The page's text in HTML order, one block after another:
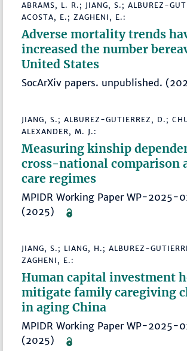
ABRAMS, L. R.; JIANG, S.; ALBUREZ-
ACOSTA, E.; ZAGHENI, E.:
Adverse mortality trends
increased the number
United States
SocArXiv papers. unpublished.
JIANG, S.; ALBUREZ-GUTIERREZ, D.;
ALEXANDER, M. J.:
Measuring kinship
cross-national comparison
care regimes
MPIDR Working Paper WP-2025-
(2025)
JIANG, S.; LIANG, H.; ALBUREZ-
ZAGHENI, E.:
Human capital investment
mitigate family caregiving
in aging China
MPIDR Working Paper WP-2025-
(2025)